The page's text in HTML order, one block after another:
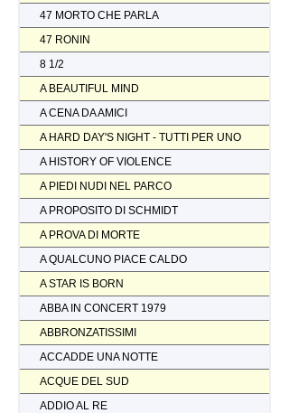
47 MORTO CHE PARLA
47 RONIN
8 1/2
A BEAUTIFUL MIND
A CENA DA AMICI
A HARD DAY'S NIGHT - TUTTI PER UNO
A HISTORY OF VIOLENCE
A PIEDI NUDI NEL PARCO
A PROPOSITO DI SCHMIDT
A PROVA DI MORTE
A QUALCUNO PIACE CALDO
A STAR IS BORN
ABBA IN CONCERT 1979
ABBRONZATISSIMI
ACCADDE UNA NOTTE
ACQUE DEL SUD
ADDIO AL RE